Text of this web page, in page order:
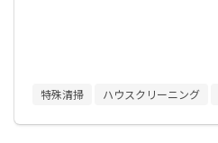
特殊清掃 ハウスクリーニング